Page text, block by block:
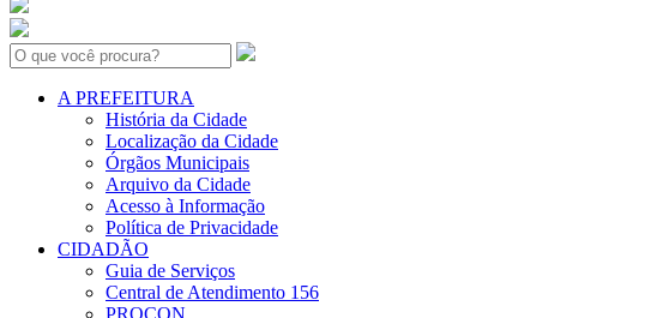
Search:
A PREFEITURA
História da Cidade
Localização da Cidade
Órgãos Municipais
Arquivo da Cidade
Acesso à Informação
Política de Privacidade
CIDADÃO
Guia de Serviços
Central de Atendimento 156